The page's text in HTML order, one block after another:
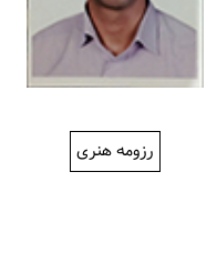
رزومه هنری